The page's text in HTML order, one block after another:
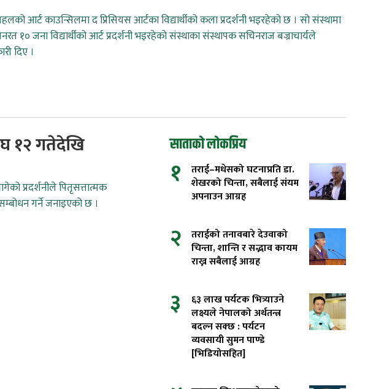
आर्ट काउन्सिलमा द प्रिसियस आर्टका विद्यार्थीको कला प्रदर्शनी भइरहेको छ । सो संस्थामा
१० जना विद्यार्थीको आर्ट प्रदर्शनी भइरहेको संस्थाका संस्थापक सचिनराज बज्राचार्यले
दिए ।
१२ गतेदेखि
प्रदर्शनीले पितृसत्तात्मक
गर्ने जनाइएको छ ।
साताको लोकप्रिय
१
तराई–मधेसको घटनाप्रति डा.
शेखरको चिन्ता, सबैलाई संयम
अपनाउन आग्रह
२
तराईको तनावबारे देउवाको
चिन्ता, शान्ति र सद्भाव कायम
राख्न सबैलाई आग्रह
३
६३ लाख पर्यटक भित्र्याउने
लक्ष्यले नेपालको अर्थतन्त्र
बदल्न सक्छ : पर्यटन
व्यवसायी सुमन पाण्डे
[भिडियोसहित]